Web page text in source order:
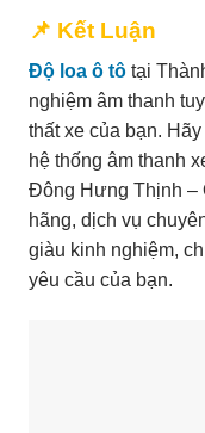
📌 Kết Luận
Độ loa ô tô tại
nghiệm âm thanh
thất xe của bạn.
hệ thống âm thanh
Đông Hưng Thịnh –
hãng, dịch vụ
giàu kinh nghiệm,
yêu cầu của bạn.